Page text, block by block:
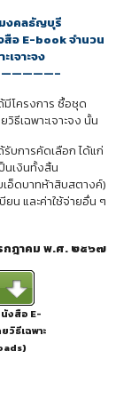
มงคลธัญบุรี
สือ E-book จำนวน
เจาะจง
โครงการ ซื้อชุด
ธีเฉพาะเจาะจง นั้น
บการคัดเลือก ได้แก่
นเงินทั้งสิ้น
อ็ดบาทห้าสิบสตางค์)
น และค่าใช้จ่ายอื่น ๆ
กฎาคม พ.ศ. ๒๕๖๗
งสือ E-
วิธีเฉพาะ